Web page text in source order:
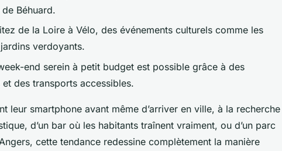
Béhuard.
de la Loire à Vélo, des événements culturels comme les
verdoyants.
end serein à petit budget est possible grâce à des
des transports accessibles.
leur smartphone avant même d’arriver en ville, à la recherche
d’un bar où les habitants traînent vraiment, ou d’un parc
cette tendance redessine complètement la manière